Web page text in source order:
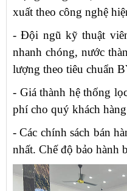
xuất theo công nghệ
- Đội ngũ kỹ thuật
nhanh chóng, nước
lượng theo tiêu chuẩn
- Giá thành hệ thống
phí cho quý khách
- Các chính sách bán
nhất. Chế độ bảo hành